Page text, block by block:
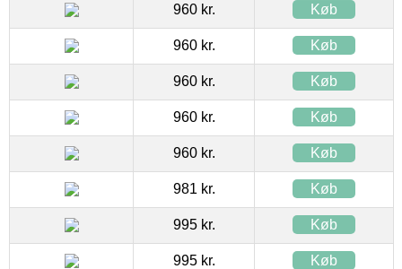
960 kr. Køb
960 kr. Køb
960 kr. Køb
960 kr. Køb
960 kr. Køb
981 kr. Køb
995 kr. Køb
995 kr. Køb